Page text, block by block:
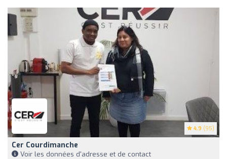
4.9 (95)
Cer Courdimanche
Voir les données d'adresse et de contact